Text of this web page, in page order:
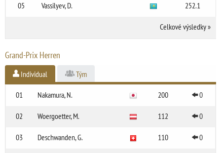
05 Vassilyev, D. 252.1
Celkové výsledky»
Grand-Prix Herren
Individual Tým
01 Nakamura, N. 200 0
02 Woergoetter, M. 112 0
03 Deschwanden, G. 110 0